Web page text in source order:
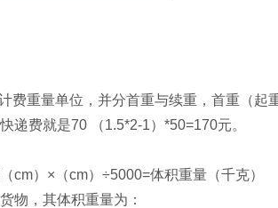
费重量单位，并分首重与续重，首重（起
递费就是70 （1.5*2-1）*50=170元。
cm）×（cm）÷5000=体积重量（千克）
物，其体积重量为：